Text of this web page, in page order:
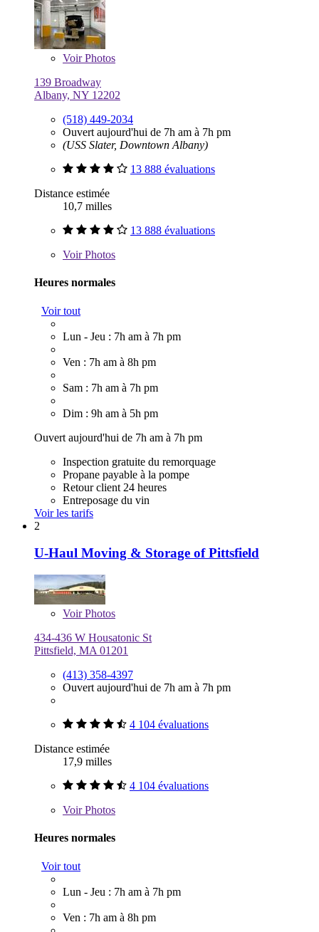
VoirPhotos
139 Broadway
Albany, NY 12202
(518) 449-2034
Ouvert aujourd'hui de 7h am à 7h pm
(USS Slater, Downtown Albany)
13 888 évaluations
Distance estimée
10,7 milles
13 888 évaluations
VoirPhotos
Heures normales
Voir tout
Lun - Jeu : 7h am à 7h pm
Ven : 7h am à 8h pm
Sam : 7h am à 7h pm
Dim : 9h am à 5h pm
Ouvert aujourd'hui de 7h am à 7h pm
Inspection gratuite du remorquage
Propane payable à la pompe
Retour client 24 heures
Entreposage du vin
Voir les tarifs
2
U-Haul Moving & Storage of Pittsfield
VoirPhotos
434-436 W Housatonic St
Pittsfield, MA 01201
(413) 358-4397
Ouvert aujourd'hui de 7h am à 7h pm
4 104 évaluations
Distance estimée
17,9 milles
4 104 évaluations
VoirPhotos
Heures normales
Voir tout
Lun - Jeu : 7h am à 7h pm
Ven : 7h am à 8h pm